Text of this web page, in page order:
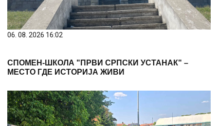
06. 08. 2026 16:02
СПОМЕН-ШКОЛА "ПРВИ СРПСКИ УСТАНАК" –
МЕСТО ГДЕ ИСТОРИЈА ЖИВИ